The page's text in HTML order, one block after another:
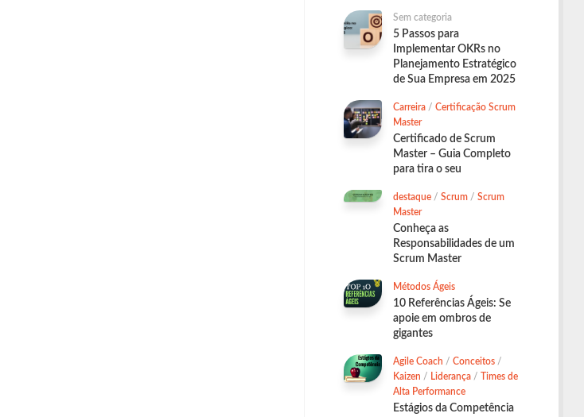
Sem categoria
5 Passos para
Implementar OKRs no
Planejamento Estratégico
de Sua Empresa em 2025
Carreira / Certificação Scrum
Master
Certificado de Scrum
Master – Guia Completo
para tira o seu
destaque / Scrum / Scrum
Master
Conheça as
Responsabilidades de um
Scrum Master
Métodos Ágeis
10 Referências Ágeis: Se
apoie em ombros de
gigantes
Agile Coach / Conceitos /
Kaizen / Liderança / Times de
Alta Performance
Estágios da Competência